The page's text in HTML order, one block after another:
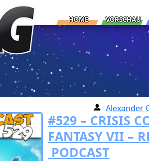
HOME VORSCHAU
Alexander
#529 – CRISIS
FANTASY VII –
PODCAST